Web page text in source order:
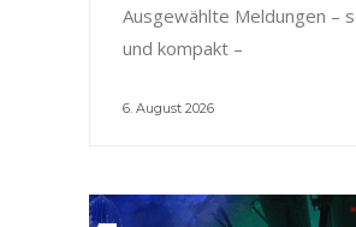
Ausgewählte Meldungen –
und kompakt –
6. August 2026